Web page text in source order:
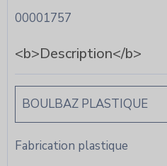
00001757
<b>Description</b>
BOULBAZ PLASTIQUE
Fabrication plastique